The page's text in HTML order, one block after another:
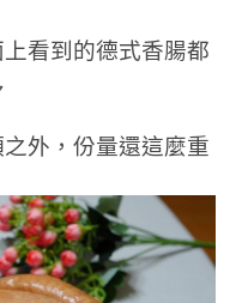
看到的德式香腸都
外，份量還這麼重